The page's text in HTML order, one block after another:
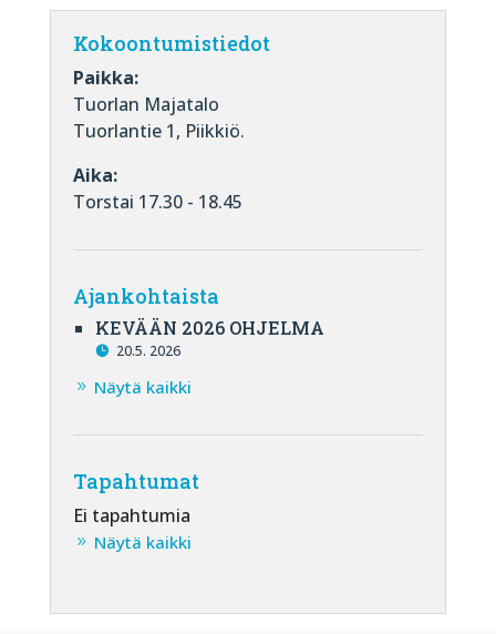
Kokoontumistiedot
Paikka:
Tuorlan Majatalo
Tuorlantie 1, Piikkiö.
Aika:
Torstai 17.30 - 18.45
Ajankohtaista
KEVÄÄN 2026 OHJELMA
20.5. 2026
Näytä kaikki
Tapahtumat
Ei tapahtumia
Näytä kaikki